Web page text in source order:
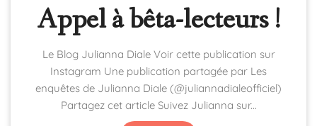
Appel à bêta-lecteurs !
Le Blog Julianna Diale Voir cette publication sur
Instagram Une publication partagée par Les
enquêtes de Julianna Diale (@juliannadialeofficiel)
Partagez cet article Suivez Julianna sur...